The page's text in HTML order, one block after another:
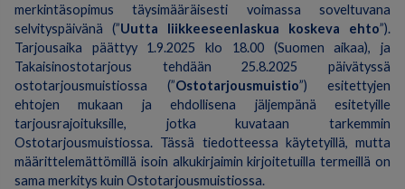
merkintäsopimus täysimääräisesti voimassa soveltuvana
selvityspäivänä (”Uutta liikkeeseenlaskua koskeva ehto”).
Tarjousaika päättyy 1.9.2025 klo 18.00 (Suomen aikaa), ja
Takaisinostotarjous tehdään 25.8.2025 päivätyssä
ostotarjousmuistiossa (”Ostotarjousmuistio”) esitettyjen
ehtojen mukaan ja ehdollisena jäljempänä esitetyille
tarjousrajoituksille, jotka kuvataan tarkemmin
Ostotarjousmuistiossa. Tässä tiedotteessa käytetyillä, mutta
määrittelemättömillä isoin alkukirjaimin kirjoitetuilla termeillä on
sama merkitys kuin Ostotarjousmuistiossa.